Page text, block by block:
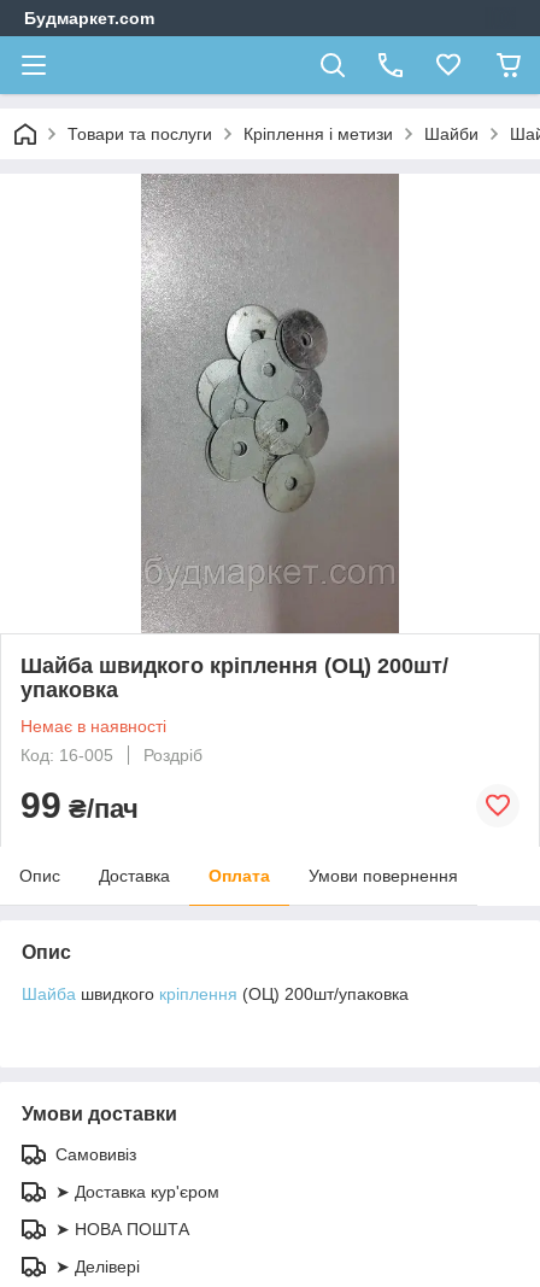
Будмаркет.com
Товари та послуги Кріплення і метизи Шайби
Шайба швидкого кріплення (ОЦ) 200шт/
упаковка
Немає в наявності
Код: 16-005
Роздріб
99 ₴/пач
Опис Доставка Оплата Умови повернення
Опис
Шайба швидкого кріплення (ОЦ) 200шт/упаковка
Умови доставки
Самовивіз
➤ Доставка кур'єром
➤ НОВА ПОШТА
➤ Делівері